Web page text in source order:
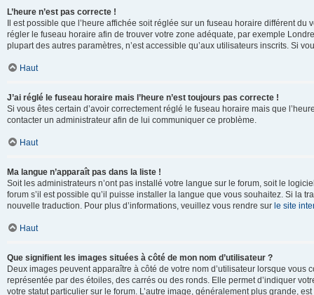
L’heure n’est pas correcte !
Il est possible que l’heure affichée soit réglée sur un fuseau horaire différent
régler le fuseau horaire afin de trouver votre zone adéquate, par exemple
plupart des autres paramètres, n’est accessible qu’aux utilisateurs inscrits. Si
Haut
J’ai réglé le fuseau horaire mais l’heure n’est toujours pas correcte !
Si vous êtes certain d’avoir correctement réglé le fuseau horaire mais que
contacter un administrateur afin de lui communiquer ce problème.
Haut
Ma langue n’apparaît pas dans la liste !
Soit les administrateurs n’ont pas installé votre langue sur le forum, soit le
forum s’il est possible qu’il puisse installer la langue que vous souhaitez. Si la
nouvelle traduction. Pour plus d’informations, veuillez vous rendre sur le site
Haut
Que signifient les images situées à côté de mon nom d’utilisateur ?
Deux images peuvent apparaître à côté de votre nom d’utilisateur lorsque
représentée par des étoiles, des carrés ou des ronds. Elle permet d’indiquer
votre statut particulier sur le forum. L’autre image, généralement plus grande,